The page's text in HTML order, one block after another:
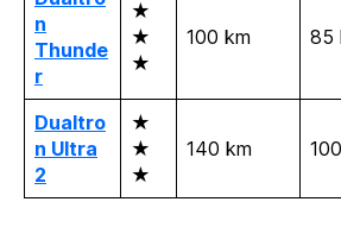
n
Thunde
r
★
★
★
100 km 85
Dualtro
n Ultra
2
★
★
★
140 km